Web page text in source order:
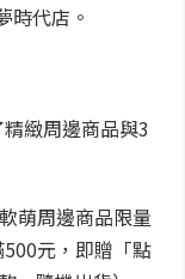
時代店。
緻周邊商品與3
萌周邊商品限量
元，即贈「點